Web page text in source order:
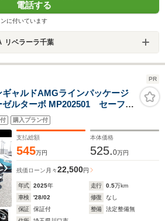
電話する
に付いています
リベラーラ千葉
PR
ャルドAMGラインパッケージ
ゼルターボ MP202501 セーフテ
(2501)
購入プラン付
支払総額
545万円
本体価格
525.0万円
残価ローン 月々22,500円
年式 2025年 走行 0.5万km
車検
'28/02 修復
なし
保証
保証付 整備
法定整備無